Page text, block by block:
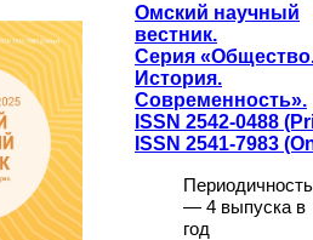
Омский научный
вестник.
Серия
История.
Современность».
ISSN 2542-0488
ISSN 2541-7983
Периодичность
— 4 выпуска в
год